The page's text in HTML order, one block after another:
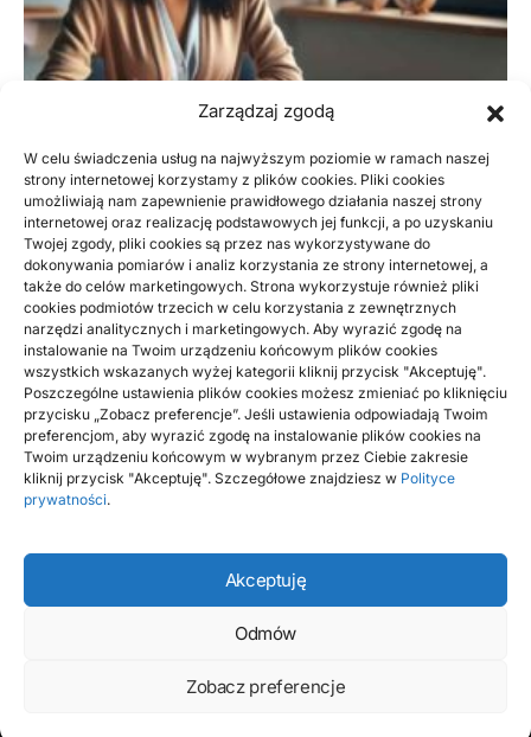
Zarządzaj zgodą
W celu świadczenia usług na najwyższym poziomie w ramach naszej
strony internetowej korzystamy z plików cookies. Pliki cookies
umożliwiają nam zapewnienie prawidłowego działania naszej strony
internetowej oraz realizację podstawowych jej funkcji, a po uzyskaniu
Twojej zgody, pliki cookies są przez nas wykorzystywane do
dokonywania pomiarów i analiz korzystania ze strony internetowej, a
także do celów marketingowych. Strona wykorzystuje również pliki
cookies podmiotów trzecich w celu korzystania z zewnętrznych
narzędzi analitycznych i marketingowych. Aby wyrazić zgodę na
instalowanie na Twoim urządzeniu końcowym plików cookies
wszystkich wskazanych wyżej kategorii kliknij przycisk "Akceptuję".
Poszczególne ustawienia plików cookies możesz zmieniać po kliknięciu
przycisku „Zobacz preferencje”. Jeśli ustawienia odpowiadają Twoim
preferencjom, aby wyrazić zgodę na instalowanie plików cookies na
Twoim urządzeniu końcowym w wybranym przez Ciebie zakresie
kliknij przycisk "Akceptuję". Szczegółowe znajdziesz w Polityce
prywatności.
Akceptuję
Odmów
Zobacz preferencje
BIZNES, FINANSE
Doradca kredytowy Żagań: prawda o
ofertach, które zmieniają zasady gry
Doradca kredytowy Żagań – jak kompetencje przekładają się
na Twój zysk? Doradca kredytowy Żagań coraz częściej
pojawia się…
BY AGATA